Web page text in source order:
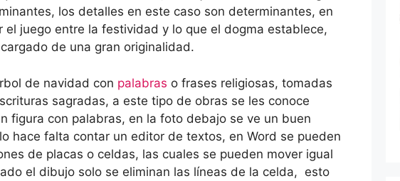
los detalles en este caso son determinantes, en
el juego entre la festividad y lo que el dogma establece,
de una gran originalidad.
de navidad con palabras o frases religiosas, tomadas
sagradas, a este tipo de obras se les conoce
figura con palabras, en la foto debajo se ve un buen
hace falta contar un editor de textos, en Word se pueden
de placas o celdas, las cuales se pueden mover igual
el dibujo solo se eliminan las líneas de la celda, esto